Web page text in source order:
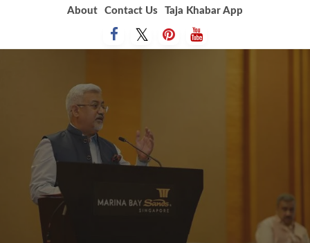
About Contact Us Taja Khabar App